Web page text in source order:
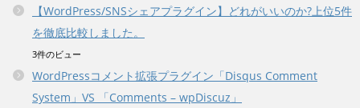
ゴ
か
【WordPress/SNSシェアプラグイン】どれがいいのか?上位5件
を徹底比較しました。
3件のビュー
WordPressコメント拡張プラグイン「Disqus Comment
System」VS 「Comments – wpDiscuz」